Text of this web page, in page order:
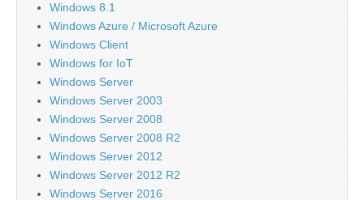
Windows 8.1
Windows Azure / Microsoft Azure
Windows Client
Windows for IoT
Windows Server
Windows Server 2003
Windows Server 2008
Windows Server 2008 R2
Windows Server 2012
Windows Server 2012 R2
Windows Server 2016